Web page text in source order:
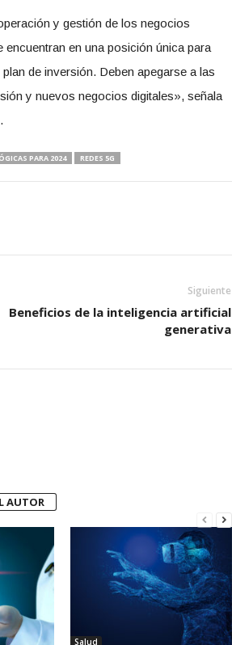
y gestión de los negocios
en una posición única para
de inversión. Deben apegarse a las
y nuevos negocios digitales», señala
PARA 2024 REDES 5G
Siguiente
Beneficios de la inteligencia artificial
generativa
AUTOR
Salud